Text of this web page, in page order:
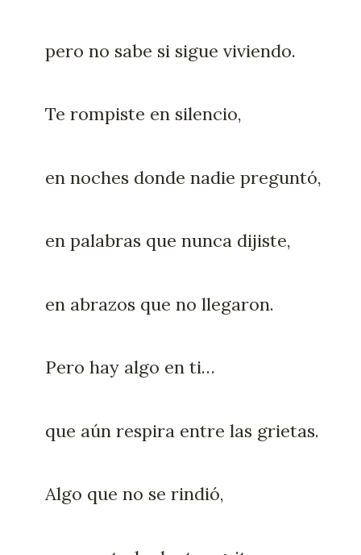
pero no sabe si sigue viviendo.
Te rompiste en silencio,
en noches donde nadie preguntó,
en palabras que nunca dijiste,
en abrazos que no llegaron.
Pero hay algo en ti…
que aún respira entre las grietas.
Algo que no se rindió,